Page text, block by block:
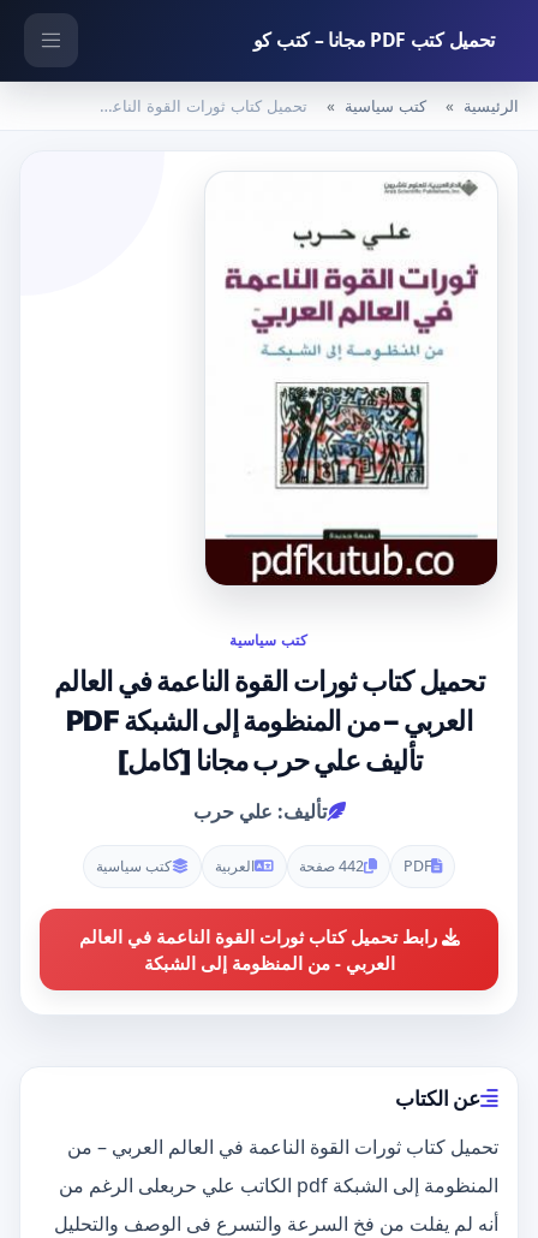
تحميل كتب PDF مجانا – كتب كو
الرئيسية كتب سياسية تحميل كتاب ثورات القوة الناعمة في العالم العربي – من المنظومة إلى الشبكة PDF تأليف علي حرب مجانا [كامل]
كتب سياسية
تحميل كتاب ثورات القوة الناعمة في العالم
العربي – من المنظومة إلى الشبكة PDF
تأليف علي حرب مجانا [كامل]
تأليف: علي حرب
PDF 442 صفحة العربية كتب سياسية
رابط تحميل كتاب ثورات القوة الناعمة في العالم
العربي - من المنظومة إلى الشبكة
عن الكتاب
تحميل كتاب ثورات القوة الناعمة في العالم العربي – من
المنظومة إلى الشبكة pdf الكاتب علي حربعلى الرغم من
أنه لم يفلت من فخ السرعة والتسرع فى الوصف والتحليل